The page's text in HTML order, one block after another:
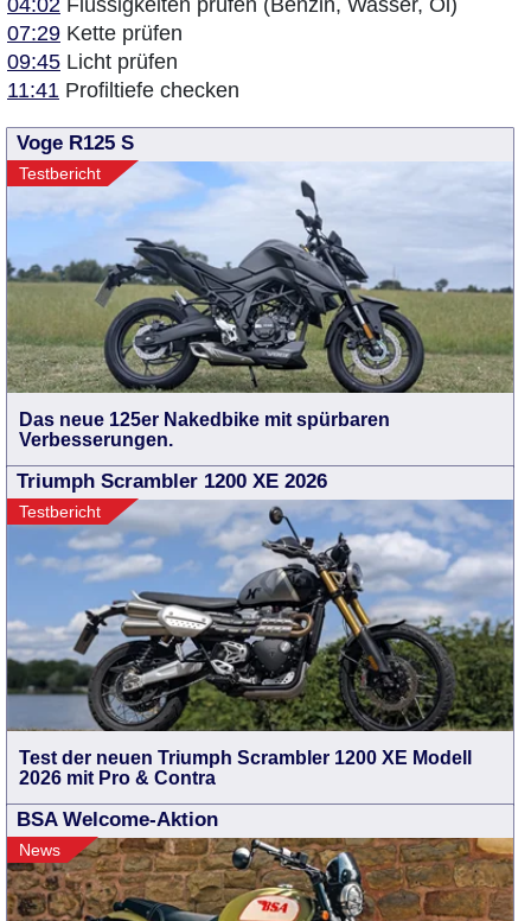
04:02 Flüssigkeiten prüfen (Benzin, Wasser, Öl)
07:29 Kette prüfen
09:45 Licht prüfen
11:41 Profiltiefe checken
Voge R125 S
Testbericht
Das neue 125er Nakedbike mit spürbaren
Verbesserungen.
Triumph Scrambler 1200 XE 2026
Testbericht
Test der neuen Triumph Scrambler 1200 XE Modell
2026 mit Pro & Contra
BSA Welcome-Aktion
News